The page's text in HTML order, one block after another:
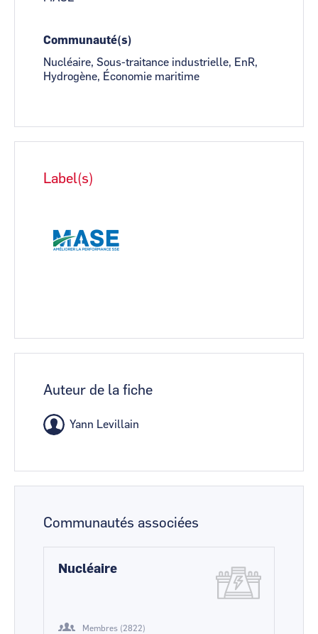
Communauté(s)
Nucléaire, Sous-traitance industrielle, EnR,
Hydrogène, Économie maritime
Label(s)
Auteur de la fiche
Yann Levillain
Communautés associées
Nucléaire
Membres (2822)